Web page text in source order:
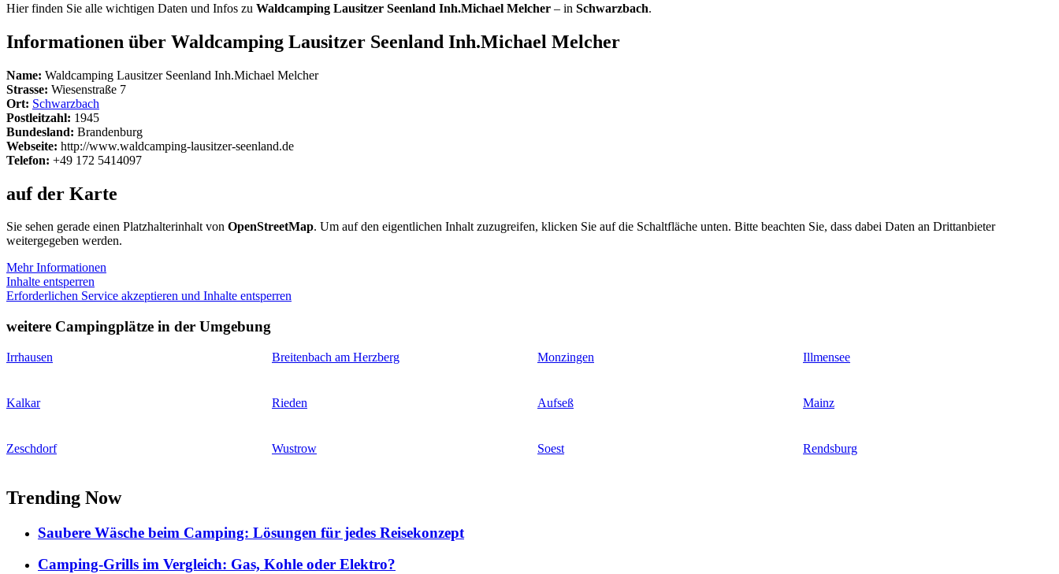
Hier finden Sie alle wichtigen Daten und Infos zu Waldcamping Lausitzer Seenland Inh.Michael Melcher – in Schwarzbach.
Informationen über Waldcamping Lausitzer Seenland Inh.Michael Melcher
Name: Waldcamping Lausitzer Seenland Inh.Michael Melcher
Strasse: Wiesenstraße 7
Ort: Schwarzbach
Postleitzahl: 1945
Bundesland: Brandenburg
Webseite: http://www.waldcamping-lausitzer-seenland.de
Telefon: +49 172 5414097
auf der Karte
Sie sehen gerade einen Platzhalterinhalt von OpenStreetMap. Um auf den eigentlichen Inhalt zuzugreifen, klicken Sie auf die Schaltfläche unten. Bitte beachten Sie, dass dabei Daten an Drittanbieter
weitergegeben werden.
Mehr Informationen
Inhalte entsperren
Erforderlichen Service akzeptieren und Inhalte entsperren
weitere Campingplätze in der Umgebung
Irrhausen Breitenbach am Herzberg Monzingen Illmensee
Kalkar Rieden Aufseß Mainz
Zeschdorf Wustrow Soest Rendsburg
Trending Now
Saubere Wäsche beim Camping: Lösungen für jedes Reisekonzept
Camping-Grills im Vergleich: Gas, Kohle oder Elektro?